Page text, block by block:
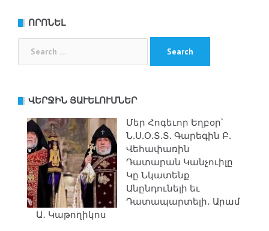
ՈՐՈՆԵԼ
ՎԵՐՋԻՆ ՅԱՒԵԼՈՒՄՆԵՐ
Մեր Հոգեւոր Եղբօր՝
Ն.Ս.Օ.Տ.Տ. Գարեգին Բ.
Վեհափառին
Դատարան Կանչուիլը
Կը Նկատենք
Անընդունելի եւ
Դատապարտելի․ Արամ
Ա․ Կաթողիկոս